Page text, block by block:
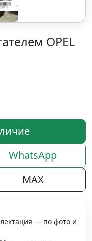
OPEL
WhatsApp
MAX
— по фото и